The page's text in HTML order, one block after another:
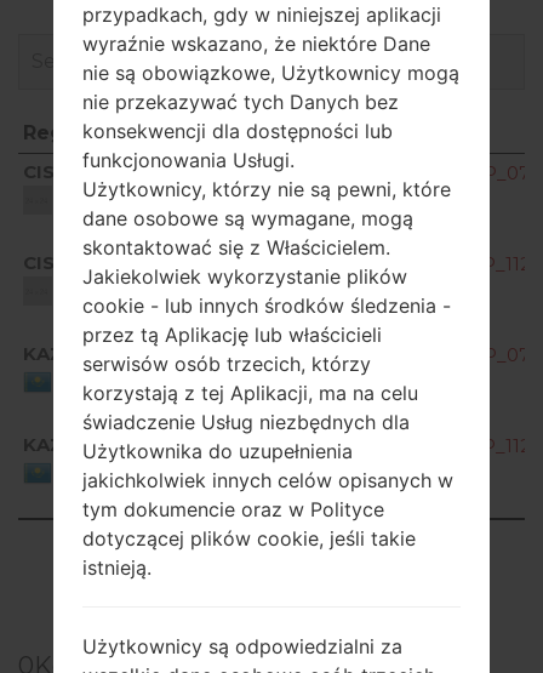
Region
Nazwa pliku
Region
Nazwa pliku
CIS
Unknown
CIS
Unknown
KAZ
Kazakhstan
KAZ
Kazakhstan
Showing 1 to 4 of 4 entries
0Komentarze
przypadkach, gdy w niniejszej aplikacji
wyraźnie wskazano, że niektóre Dane
nie są obowiązkowe, Użytkownicy mogą
nie przekazywać tych Danych bez
konsekwencji dla dostępności lub
funkcjonowania Usługi.
Użytkownicy, którzy nie są pewni, które
dane osobowe są wymagane, mogą
skontaktować się z Właścicielem.
Jakiekolwiek wykorzystanie plików
cookie - lub innych środków śledzenia -
przez tą Aplikację lub właścicieli
serwisów osób trzecich, którzy
korzystają z tej Aplikacji, ma na celu
świadczenie Usług niezbędnych dla
Użytkownika do uzupełnienia
jakichkolwiek innych celów opisanych w
tym dokumencie oraz w Polityce
dotyczącej plików cookie, jeśli takie
istnieją.
Użytkownicy są odpowiedzialni za